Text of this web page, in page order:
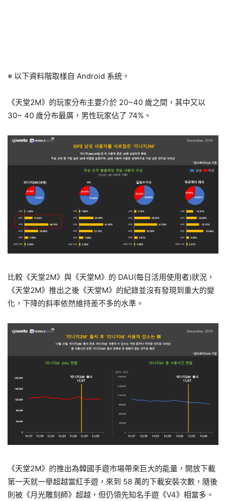
※ 以下資料階取樣自 Android 系統。
《天堂2M》的玩家分布主要介於 20~40 歲之間，其中又以
30~ 40 歲分布最廣，男性玩家佔了 74%。
比較《天堂2M》與《天堂M》的 DAU(每日活用使用者)狀況，
《天堂2M》推出之後《天堂M》的紀錄並沒有發現到重大的變
化，下降的斜率依然維持差不多的水準。
《天堂2M》的推出為韓國手遊市場帶來巨大的能量，開放下載
第一天就一舉超越當紅手遊，來到 58 萬的下載安裝次數，隨後
則被《月光雕刻師》超越，但仍領先知名手遊《V4》相當多。